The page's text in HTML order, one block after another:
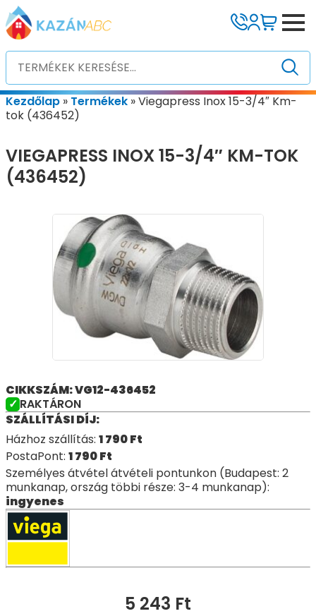
Kezdőlap » Termékek »Viegapress Inox 15-3/4″ Km-
tok (436452)
VIEGAPRESS INOX 15-3/4″ KM-TOK
(436452)
CIKKSZÁM: VG12-436452
RAKTÁRON
SZÁLLÍTÁSI DÍJ:
Házhoz szállítás: 1 790Ft
PostaPont: 1 790Ft
Személyes átvétel átvételi pontunkon (Budapest: 2
munkanap, ország többi része: 3-4 munkanap):
ingyenes
5 243 Ft